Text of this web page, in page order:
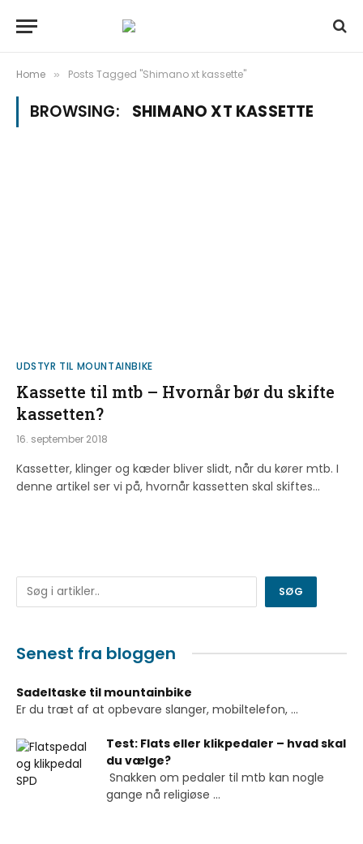
Home » Posts Tagged "Shimano xt kassette"
BROWSING: SHIMANO XT KASSETTE
UDSTYR TIL MOUNTAINBIKE
Kassette til mtb – Hvornår bør du skifte
kassetten?
16. september 2018
Kassetter, klinger og kæder bliver slidt, når du kører mtb. I
denne artikel ser vi på, hvornår kassetten skal skiftes…
Søg SØG
Senest fra bloggen
Sadeltaske til mountainbike
Er du træt af at opbevare slanger, mobiltelefon, ...
Test: Flats eller klikpedaler – hvad skal
du vælge?
Snakken om pedaler til mtb kan nogle
gange nå religiøse ...